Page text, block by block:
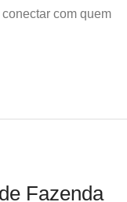
com quem
Fazenda